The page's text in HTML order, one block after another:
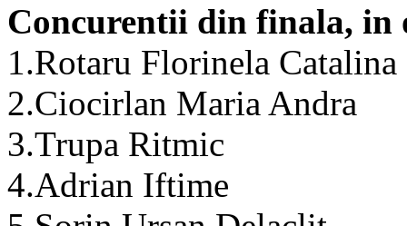
Concurentii din finala, in
1.Rotaru Florinela Catalina
2.Ciocirlan Maria Andra
3.Trupa Ritmic
4.Adrian Iftime